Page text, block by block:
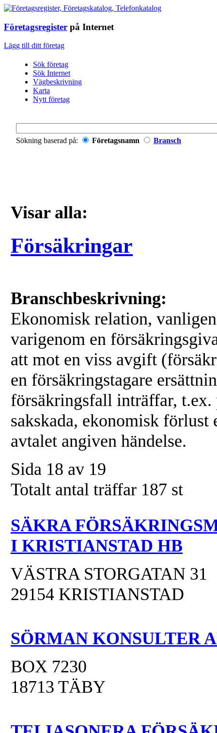
Företagsregister på Internet
Lägg till ditt företag
Sök företag
Sök Internet
Vägbeskrivning
Karta
Nytt företag
Sökning baserad på: Företagsnamn Bransch
Visar alla:
Försäkringar
Branschbeskrivning:
Ekonomisk relation,
varigenom en
att mot en viss avgift
en försäkringstagare
försäkringsfall inträffar, t.ex.
sakskada, ekonomisk förlust
avtalet angiven händelse.
Sida 18 av 19
Totalt antal träffar 187 st
SÄKRA
I KRISTIANSTAD HB
VÄSTRA STORGATAN 31
29154 KRISTIANSTAD
SÖRMAN KONSULTER
BOX 7230
18713 TÄBY